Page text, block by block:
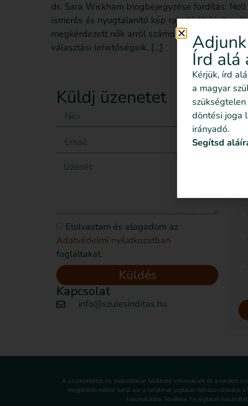
dr. Sara Wickham blogbejegyzése fordítás:
ismerős és nyugtalanító kép rajzolódik ki. A
megkérdezett nők arról számoltak be, hogy
választási lehetőségeik. […]
Küldj üzenetet
Elolvastam és elogadom az
Adatvédelmi nyilatkozatban
foglaltakat.
Küldés
Kapcsolat
info@szulesinditas.hu
is
A szulesinditas.hu weboldalon található információk és a rendelt
megjelölés nélkül kerül sor a tartalmak jogtalan felhasználására,
használatára. Továbbá, ha jogtalan
Írd alá
Kérjük, írd
a magyar
döntési joga
irányadó.
Segítsd